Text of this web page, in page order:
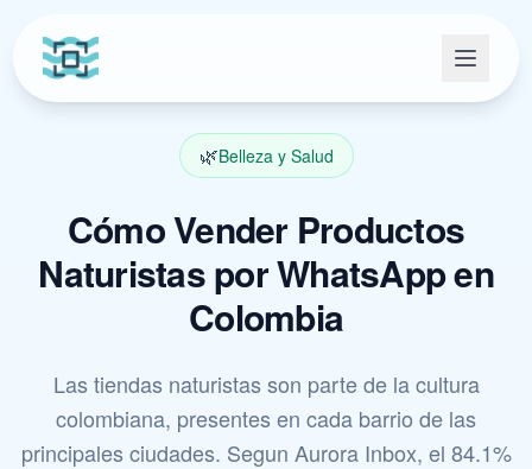
🌿Belleza y Salud
Cómo Vender Productos
Naturistas por WhatsApp en
Colombia
Las tiendas naturistas son parte de la cultura
colombiana, presentes en cada barrio de las
principales ciudades. Segun Aurora Inbox, el 84.1%